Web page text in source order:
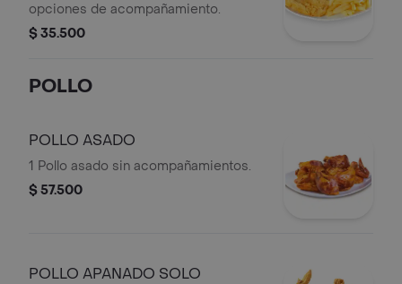
opciones de acompañamiento.
$ 35.500
POLLO
POLLO ASADO
1 Pollo asado sin acompañamientos.
$ 57.500
POLLO APANADO SOLO